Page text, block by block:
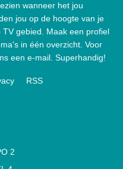
wanneer het jou
jou op de hoogte van je
gebied. Maak een profiel
in één overzicht. Voor
een e-mail. Superhandig!
RSS
2